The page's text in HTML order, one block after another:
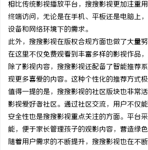
相比传统影视播放平台，搜搜影视更加注重
终端访问，无论是在手机、平板还是电脑上
设备和网络环境下的需求。
此外，搜搜影视在版权合规方面也做了大量
在这里不仅免费观看到丰富多样的影视作品
除了影视内容，搜搜影视还配备了智能推荐
现更多喜爱的内容。这种个性化的推荐方式
值得一提的是，搜搜影视的社区版块也非常
影视爱好者社区。通过社区交流，用户不仅
安全性也是搜搜影视重点关注的方面。平台
能，便于家长管理孩子的观影内容，营造绿色
随着用户需求的不断提升，搜搜影视也在不